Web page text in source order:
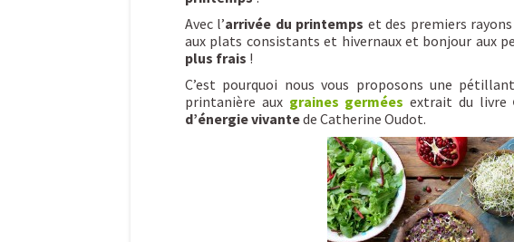
Avec l’arrivée du printemps et des premiers
aux plats consistants et hivernaux et bonjour aux
plus frais !
C’est pourquoi nous vous proposons une
printanière aux graines germées extrait du livre
d’énergie vivantede Catherine Oudot.